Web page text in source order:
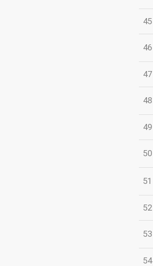
45
46
47
48
49
50
51
52
53
54